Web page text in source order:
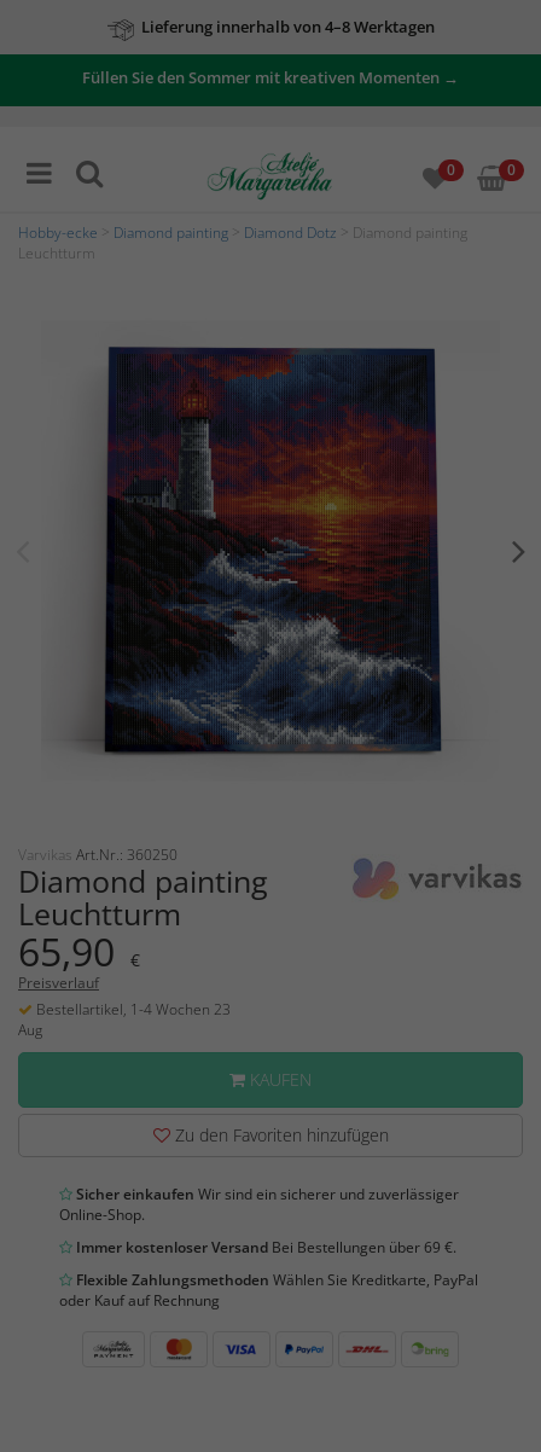
Lieferung innerhalb von 4–8 Werktagen
Zu unseren Angeboten
Füllen Sie den Sommer mit kreativen Momenten →
0 0
Hobby-ecke Diamond painting Diamond Dotz > Diamond painting
Leuchtturm
Varvikas Art.Nr.: 360250
Diamond painting
Leuchtturm
65,90 €
Preisverlauf
Bestellartikel, 1-4 Wochen 23
Aug
KAUFEN
Zu den Favoriten hinzufügen
Sicher einkaufen Wir sind ein sicherer und zuverlässiger
Online-Shop.
Immer kostenloser Versand Bei Bestellungen über 69 €.
Flexible Zahlungsmethoden Wählen Sie Kreditkarte, PayPal
oder Kauf auf Rechnung